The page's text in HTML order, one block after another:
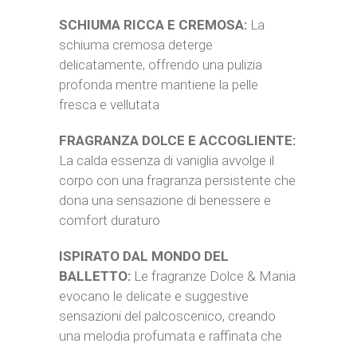
SCHIUMA RICCA E CREMOSA: La
schiuma cremosa deterge
delicatamente, offrendo una pulizia
profonda mentre mantiene la pelle
fresca e vellutata
FRAGRANZA DOLCE E ACCOGLIENTE:
La calda essenza di vaniglia avvolge il
corpo con una fragranza persistente che
dona una sensazione di benessere e
comfort duraturo
ISPIRATO DAL MONDO DEL
BALLETTO: Le fragranze Dolce & Mania
evocano le delicate e suggestive
sensazioni del palcoscenico, creando
una melodia profumata e raffinata che